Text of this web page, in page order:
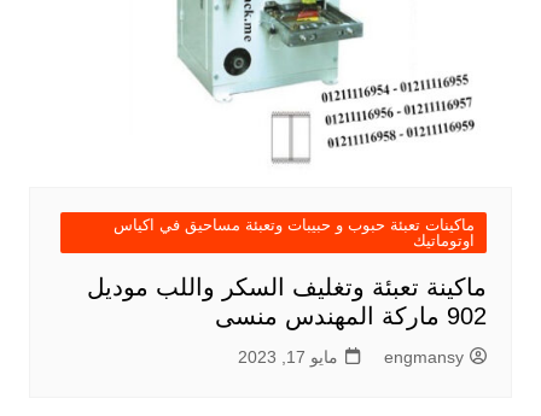
ماكينات تعبئة حبوب و حبيبات وتعبئة مساحيق في اكياس
اوتوماتيك
ماكينة تعبئة وتغليف السكر واللب موديل
902 ماركة المهندس منسى
engmansy مايو 17, 2023